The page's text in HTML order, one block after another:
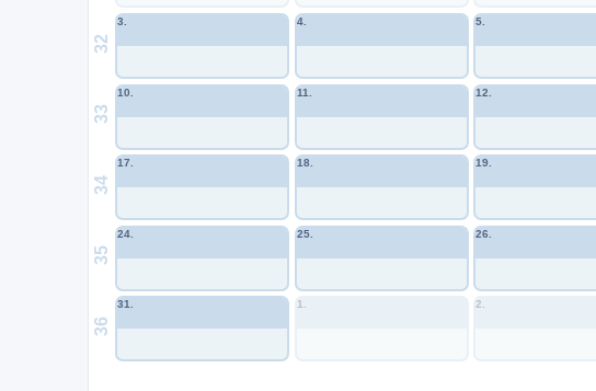
32
3. 4. 5.
33
10. 11. 12.
34
17. 18. 19.
35
24. 25. 26.
36
31. 1. 2.